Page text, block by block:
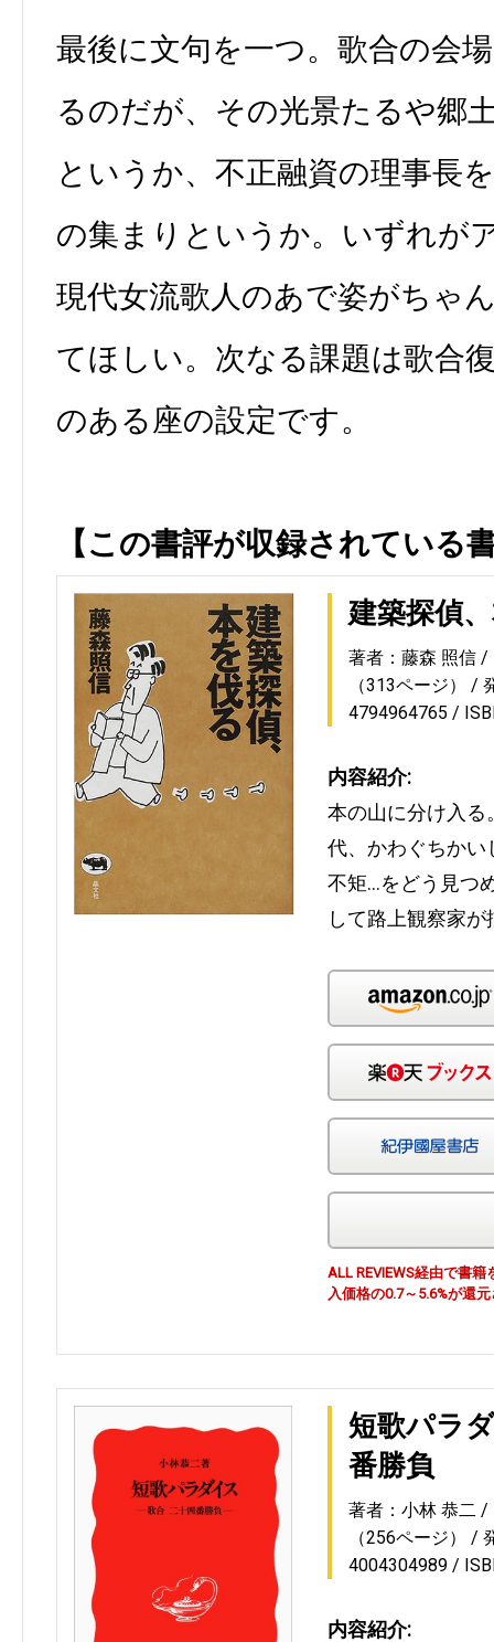
最後に文句を一つ。歌合の会
るのだが、その光景たるや郷
というか、不正融資の理事長
の集まりというか。いずれが
現代女流歌人のあで姿がちゃ
てほしい。次なる課題は歌合
のある座の設定です。
【この書評が収録されている
建築探偵
著者：藤森 照信
（313ページ）
4794964765
内容紹介:
本の山に分け入る
代、かわぐちかい
不矩…をどう見つ
して路上観察家
ALL REVIEWS経由で書
入価格の0.7～5.6%が還
短歌パラ
番勝負
著者：小林 恭二
（256ページ）
4004304989
内容紹介: